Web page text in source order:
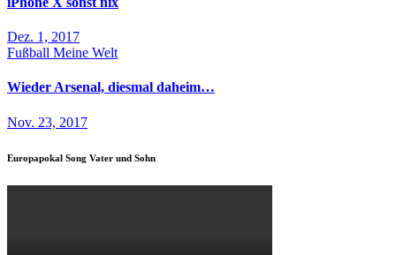
Dez. 1, 2017
Fußball Meine Welt
Wieder Arsenal, diesmal daheim…
Nov. 23, 2017
Europapokal Song Vater und Sohn